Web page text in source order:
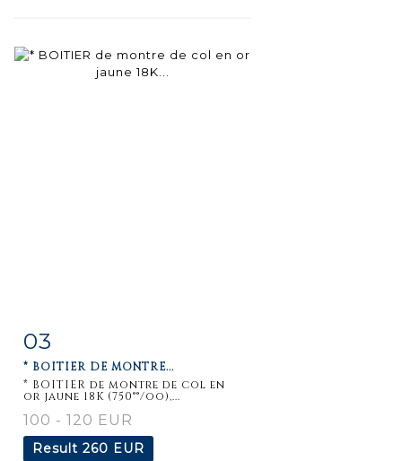
Item detail
03
* BOITIER DE MONTRE...
* BOITIER de montre de col en
or jaune 18K (750°°/oo),...
100 - 120 EUR
Result 260 EUR